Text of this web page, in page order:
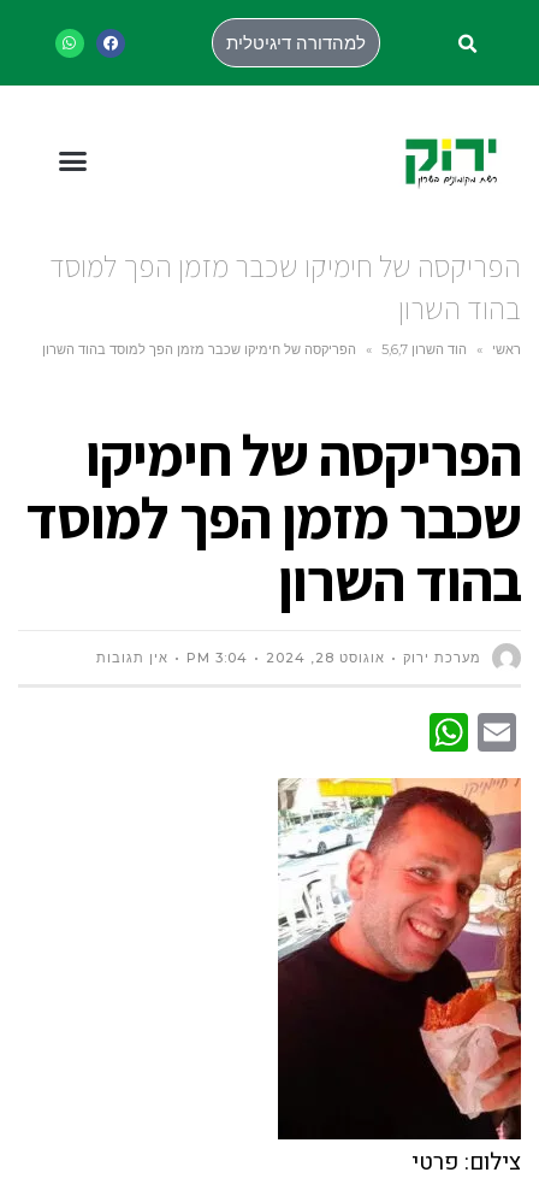
למהדורה דיגיטלית
הפריקסה של חימיקו שכבר מזמן הפך למוסד
בהוד השרון
ראשי » הוד השרון 5,6,7 » הפריקסה של חימיקו שכבר מזמן הפך למוסד בהוד השרון
הפריקסה של חימיקו
שכבר מזמן הפך למוסד
בהוד השרון
מערכת ירוק אוגוסט 28, 2024 3:04 PM אין תגובות
Email
צילום: פרטי